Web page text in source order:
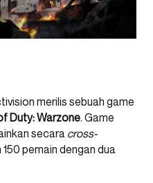
merilis sebuah game
Duty: Warzone. Game
secara cross-
pemain dengan dua